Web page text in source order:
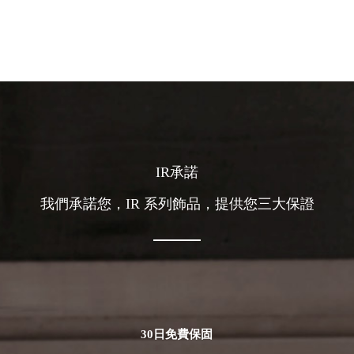
IR承諾
我們承諾您，IR 系列飾品，提供您三大保證
30日免費保固